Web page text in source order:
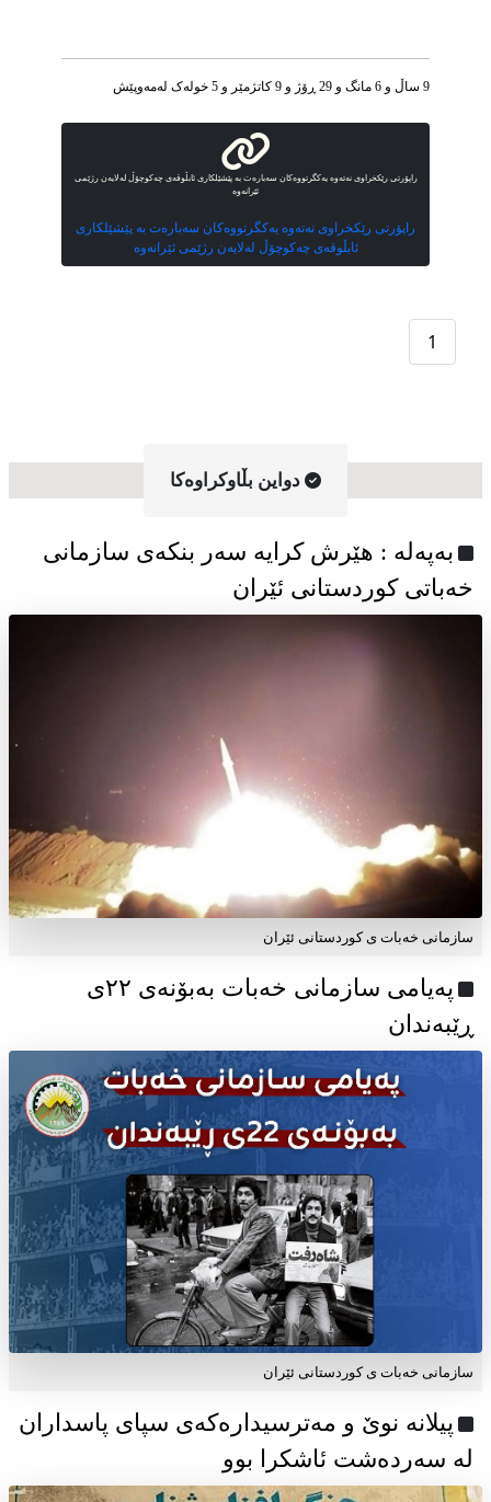
9 ساڵ و 6 مانگ و 29 ڕۆژ و 9 کاتژمێر و 5 خوله‌ک له‌مه‌وپێش‌
راپۆرتی رێکخراوی نەتەوە یەکگرتووەکان سەبارەت بە پێشێلکاری ئابڵوقەی چەکوچۆڵ لەلایەن رژێمی
ئێرانەوە
راپۆرتی رێکخراوی نەتەوە یەکگرتووەکان سەبارەت بە پێشێلکاری
ئابڵوقەی چەکوچۆڵ لەلایەن رژێمی ئێرانەوە
1
دواین بڵاوکراوه‌کا
به‌په‌له‌ : هێرش کرایە سەر بنکەی سازمانی
خەباتی کوردستانی ئێران
سازمانی خەبات ی کوردستانی ئێران
پەیامی سازمانی خەبات بەبۆنەی ۲۲ی
ڕێبەندان
سازمانی خەبات ی كوردستانی ئێران
پیلانە نوێ و مەترسیدارەکەی سپای پاسداران
لە سەردەشت ئاشکرا بوو